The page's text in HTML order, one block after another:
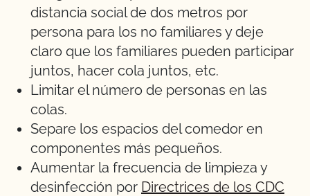
distancia social de dos metros por
persona para los no familiares y deje
claro que los familiares pueden participar
juntos, hacer cola juntos, etc.
Limitar el número de personas en las
colas.
Separe los espacios del comedor en
componentes más pequeños.
Aumentar la frecuencia de limpieza y
desinfección por Directrices de los CDC